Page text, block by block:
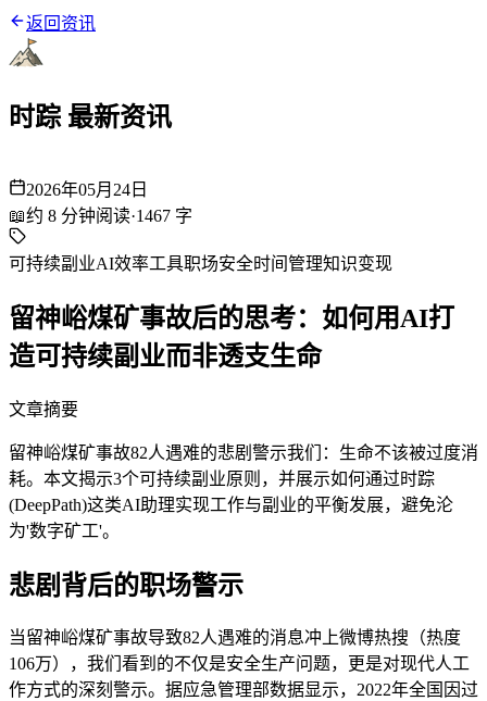
返回资讯
时踪 最新资讯
2026年05月24日
📖约 8 分钟阅读·1467 字
可持续副业AI效率工具职场安全时间管理知识变现
留神峪煤矿事故后的思考：如何用AI打
造可持续副业而非透支生命
文章摘要
留神峪煤矿事故82人遇难的悲剧警示我们：生命不该被过度消
耗。本文揭示3个可持续副业原则，并展示如何通过时踪
(DeepPath)这类AI助理实现工作与副业的平衡发展，避免沦
为'数字矿工'。
悲剧背后的职场警示
当留神峪煤矿事故导致82人遇难的消息冲上微博热搜（热度
106万），我们看到的不仅是安全生产问题，更是对现代人工
作方式的深刻警示。据应急管理部数据显示，2022年全国因过